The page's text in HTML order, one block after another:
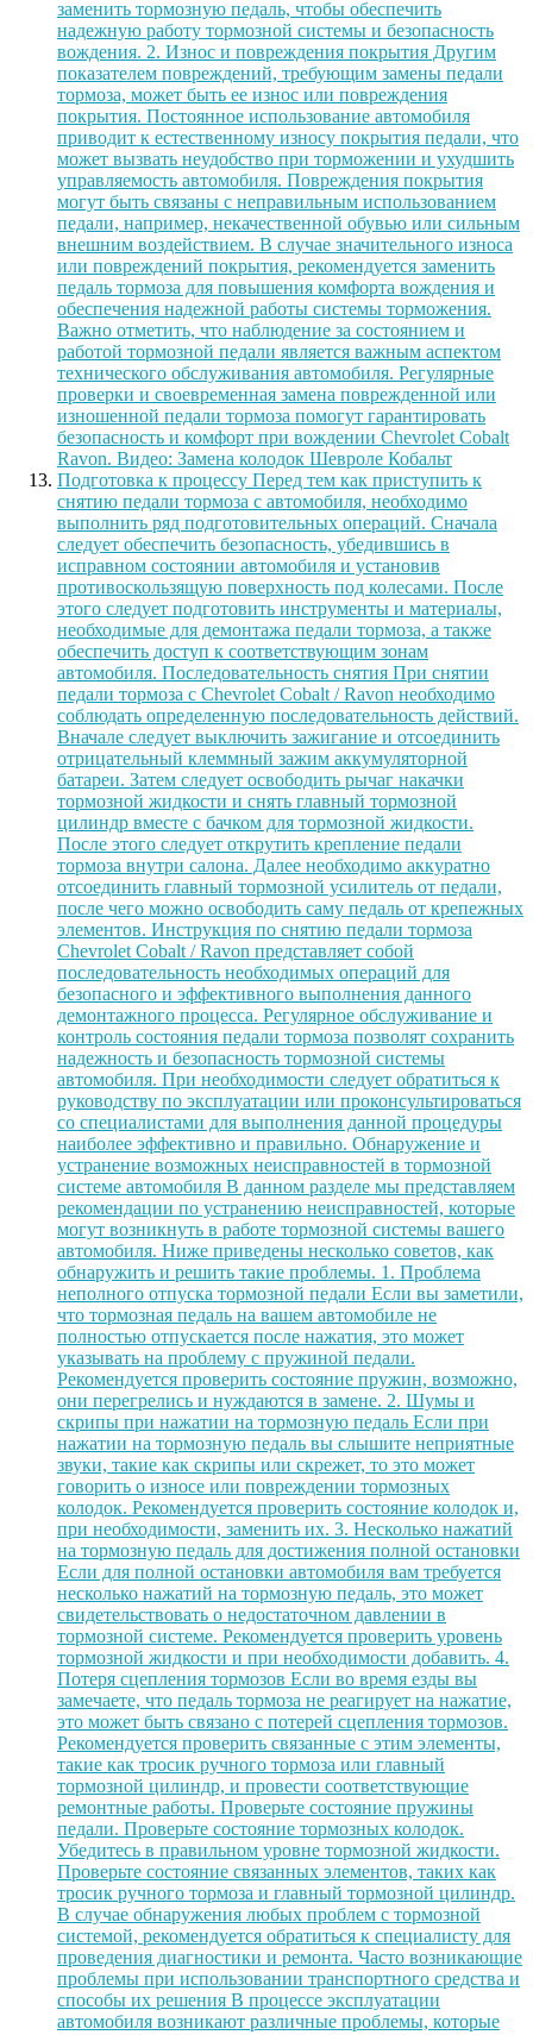
заменить тормозную педаль, чтобы обеспечить
надежную работу тормозной системы и безопасность
вождения. 2. Износ и повреждения покрытия Другим
показателем повреждений, требующим замены педали
тормоза, может быть ее износ или повреждения
покрытия. Постоянное использование автомобиля
приводит к естественному износу покрытия педали, что
может вызвать неудобство при торможении и ухудшить
управляемость автомобиля. Повреждения покрытия
могут быть связаны с неправильным использованием
педали, например, некачественной обувью или сильным
внешним воздействием. В случае значительного износа
или повреждений покрытия, рекомендуется заменить
педаль тормоза для повышения комфорта вождения и
обеспечения надежной работы системы торможения.
Важно отметить, что наблюдение за состоянием и
работой тормозной педали является важным аспектом
технического обслуживания автомобиля. Регулярные
проверки и своевременная замена поврежденной или
изношенной педали тормоза помогут гарантировать
безопасность и комфорт при вождении Chevrolet Cobalt
Ravon. Видео: Замена колодок Шевроле Кобальт
Подготовка к процессу Перед тем как приступить к
снятию педали тормоза с автомобиля, необходимо
выполнить ряд подготовительных операций. Сначала
следует обеспечить безопасность, убедившись в
исправном состоянии автомобиля и установив
противоскользящую поверхность под колесами. После
этого следует подготовить инструменты и материалы,
необходимые для демонтажа педали тормоза, а также
обеспечить доступ к соответствующим зонам
автомобиля. Последовательность снятия При снятии
педали тормоза с Chevrolet Cobalt / Ravon необходимо
соблюдать определенную последовательность действий.
Вначале следует выключить зажигание и отсоединить
отрицательный клеммный зажим аккумуляторной
батареи. Затем следует освободить рычаг накачки
тормозной жидкости и снять главный тормозной
цилиндр вместе с бачком для тормозной жидкости.
После этого следует открутить крепление педали
тормоза внутри салона. Далее необходимо аккуратно
отсоединить главный тормозной усилитель от педали,
после чего можно освободить саму педаль от крепежных
элементов. Инструкция по снятию педали тормоза
Chevrolet Cobalt / Ravon представляет собой
последовательность необходимых операций для
безопасного и эффективного выполнения данного
демонтажного процесса. Регулярное обслуживание и
контроль состояния педали тормоза позволят сохранить
надежность и безопасность тормозной системы
автомобиля. При необходимости следует обратиться к
руководству по эксплуатации или проконсультироваться
со специалистами для выполнения данной процедуры
наиболее эффективно и правильно. Обнаружение и
устранение возможных неисправностей в тормозной
системе автомобиля В данном разделе мы представляем
рекомендации по устранению неисправностей, которые
могут возникнуть в работе тормозной системы вашего
автомобиля. Ниже приведены несколько советов, как
обнаружить и решить такие проблемы. 1. Проблема
неполного отпуска тормозной педали Если вы заметили,
что тормозная педаль на вашем автомобиле не
полностью отпускается после нажатия, это может
указывать на проблему с пружиной педали.
Рекомендуется проверить состояние пружин, возможно,
они перегрелись и нуждаются в замене. 2. Шумы и
скрипы при нажатии на тормозную педаль Если при
нажатии на тормозную педаль вы слышите неприятные
звуки, такие как скрипы или скрежет, то это может
говорить о износе или повреждении тормозных
колодок. Рекомендуется проверить состояние колодок и,
при необходимости, заменить их. 3. Несколько нажатий
на тормозную педаль для достижения полной остановки
Если для полной остановки автомобиля вам требуется
несколько нажатий на тормозную педаль, это может
свидетельствовать о недостаточном давлении в
тормозной системе. Рекомендуется проверить уровень
тормозной жидкости и при необходимости добавить. 4.
Потеря сцепления тормозов Если во время езды вы
замечаете, что педаль тормоза не реагирует на нажатие,
это может быть связано с потерей сцепления тормозов.
Рекомендуется проверить связанные с этим элементы,
такие как тросик ручного тормоза или главный
тормозной цилиндр, и провести соответствующие
ремонтные работы. Проверьте состояние пружины
педали. Проверьте состояние тормозных колодок.
Убедитесь в правильном уровне тормозной жидкости.
Проверьте состояние связанных элементов, таких как
тросик ручного тормоза и главный тормозной цилиндр.
В случае обнаружения любых проблем с тормозной
системой, рекомендуется обратиться к специалисту для
проведения диагностики и ремонта. Часто возникающие
проблемы при использовании транспортного средства и
способы их решения В процессе эксплуатации
автомобиля возникают различные проблемы, которые